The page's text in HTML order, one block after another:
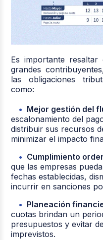
Es importante
grandes
las obligaciones
como:
Mejor gestión del
escalonamiento del
distribuir sus recursos
minimizar el impacto
Cumplimiento
que las empresas
fechas establecidas,
incurrir en sanciones
Planeación
cuotas brindan un
presupuestos y evitar
imprevistos.